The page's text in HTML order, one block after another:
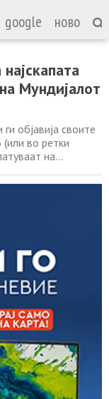
google ново
Мундијалот
објавија своите
во ретки
на
се споредат
а една од
се однесува на
Според
платформа